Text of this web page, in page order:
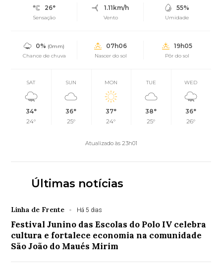
26°
Sensação
1.11km/h
Vento
55%
Umidade
0% (0mm)
Chance de chuva
07h06
Nascer do sol
19h05
Pôr do sol
SAT
34°
24°
SUN
36°
25°
MON
37°
24°
TUE
38°
25°
WED
36°
26°
Atualizado às 23h01
Últimas notícias
Linha de Frente Há 5 dias
Festival Junino das Escolas do Polo IV celebra
cultura e fortalece economia na comunidade
São João do Maués Mirim